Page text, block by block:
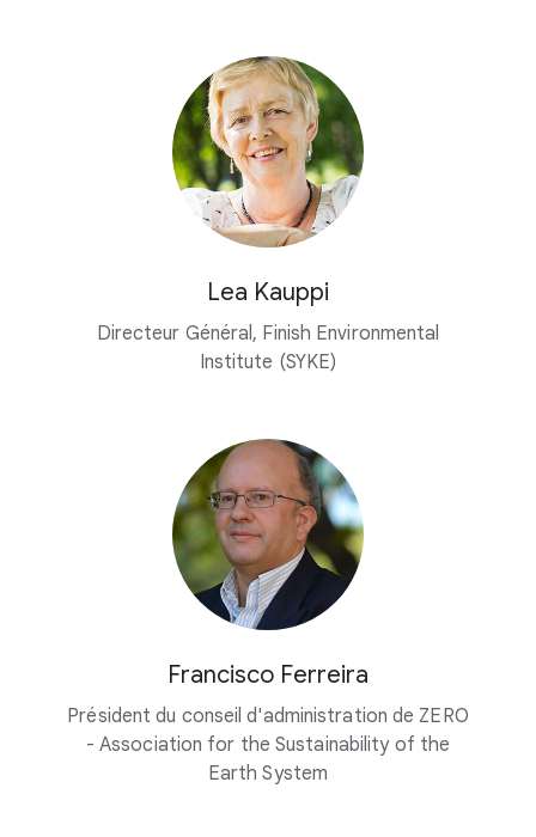
Lea Kauppi
Directeur Général, Finish Environmental
Institute (SYKE)
Francisco Ferreira
Président du conseil d'administration de ZERO
- Association for the Sustainability of the
Earth System